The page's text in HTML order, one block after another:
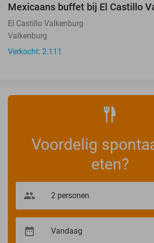
Mexicaans buffet bij El Castillo
El Castillo Valkenburg
Valkenburg
Verkocht: 2.111
Voordelig
eten?